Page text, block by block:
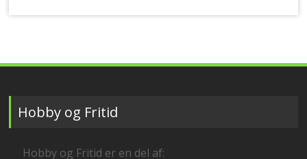
Hobby og Fritid
Hobby og Fritid er en del af: